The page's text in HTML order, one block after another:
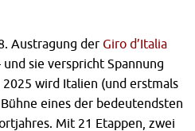
Austragung der Giro d’Italia
sie verspricht Spannung
wird Italien (und erstmals
eines der bedeutendsten
Mit 21 Etappen, zwei